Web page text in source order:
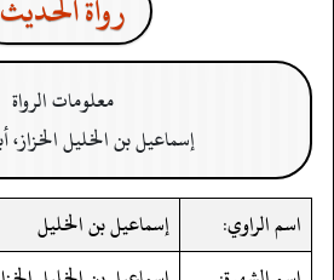
معلومات الرواة
إسماعيل بن الخليل الخزاز،
اسم الراوي:
إسماعيل بن الخليل